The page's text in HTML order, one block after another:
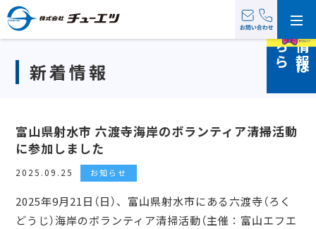
採
用情
報
は
こち
ら
新着情報
富山県射水市 六渡寺海岸のボランティア清掃活動
に参加しました
2025.09.25 お知らせ
2025年9月21日（日）、富山県射水市にある六渡寺（ろく
どうじ）海岸のボランティア清掃活動（主催：富山エフエ